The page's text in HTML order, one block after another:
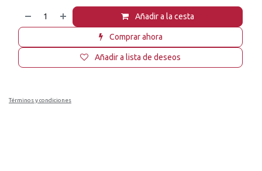
Añadir a la cesta
Comprar ahora
Añadir a lista de deseos
Términos y condiciones